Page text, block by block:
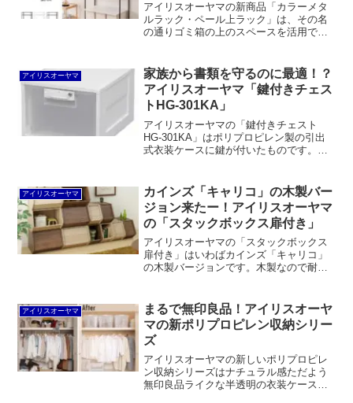
アイリスオーヤマの新商品「カラーメタ
ルラック・ペール上ラック」は、その名
の通りゴミ箱の上のスペースを活用でき
径19mmのラックで、自分で組み合わせ
を考えなくても良く、幅2サイズ、高さ2
サイズ用意されているのが魅力と言えま
す。
アイリスオーヤマ
家族から書類を守るのに最適！？
アイリスオーヤマ「鍵付きチェス
トHG-301KA」
アイリスオーヤマの「鍵付きチェスト
HG-301KA」はポリプロピレン製の引出
式衣装ケースに鍵が付いたものです。ス
守るのに最適だと考えられます。
アイリスオーヤマ
カインズ「キャリコ」の木製バー
ジョン来たー！アイリスオーヤマ
の「スタックボックス扉付き」
アイリスオーヤマの「スタックボックス
扉付き」はいわばカインズ「キャリコ」
の木製バージョンです。木製なので耐久
て人気となっています。
アイリスオーヤマ
まるで無印良品！アイリスオーヤ
マの新ポリプロピレン収納シリー
ズ
アイリスオーヤマの新しいポリプロピレ
ン収納シリーズはナチュラル感ただよう
無印良品ライクな半透明の衣装ケースな